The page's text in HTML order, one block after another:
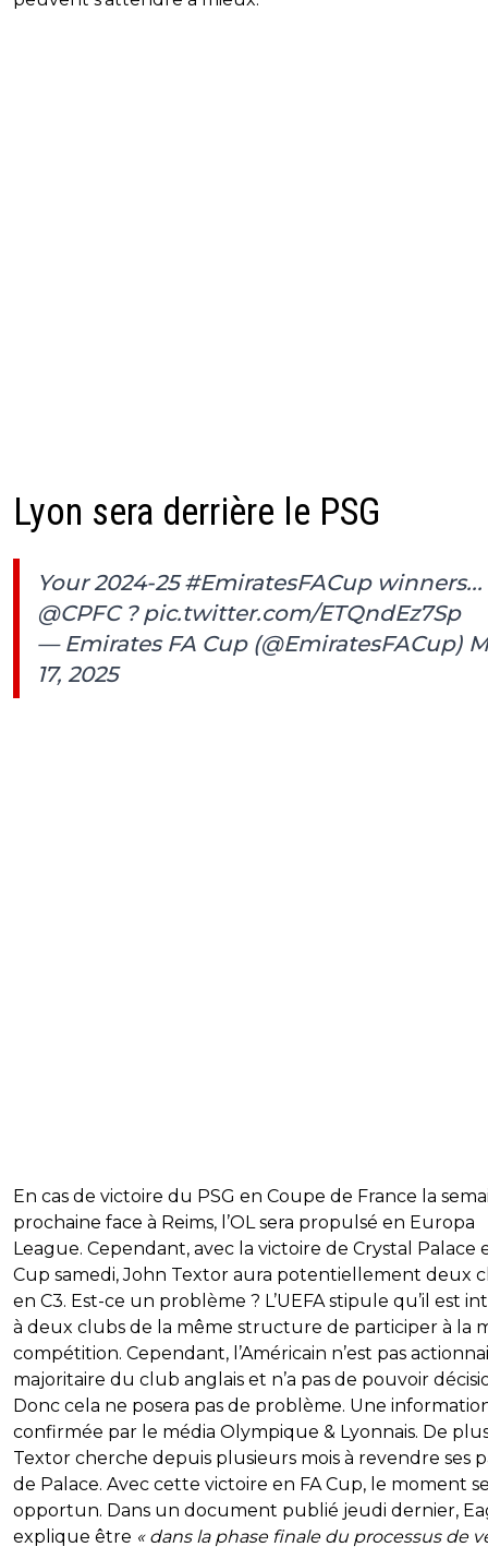
Lyon sera derrière le PSG
Your 2024-25#EmiratesFACupwinners...
@CPFC? pic.twitter.com/ETQndEz7Sp
— Emirates FA Cup (@EmiratesFACup)
17, 2025
En cas de victoire du PSG en Coupe de France la
prochaine face à Reims, l’OL sera propulsé en Europa
League. Cependant, avec la victoire de Crystal Palace
Cup samedi, John Textor aura potentiellement deux
en C3. Est-ce un problème ? L’UEFA stipule qu’il est
à deux clubs de la même structure de participer à la
compétition. Cependant, l’Américain n’est pas
majoritaire du club anglais et n’a pas de pouvoir
Donc cela ne posera pas de problème. Une
confirmée par le média Olympique & Lyonnais. De
Textor cherche depuis plusieurs mois à revendre ses
de Palace. Avec cette victoire en FA Cup, le moment
opportun. Dans un document publié jeudi dernier,
explique être « dans la phase finale du processus de